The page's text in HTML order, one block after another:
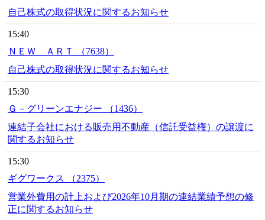
自己株式の取得状況に関するお知らせ
15:40
ＮＥＷ ＡＲＴ （7638）
自己株式の取得状況に関するお知らせ
15:30
Ｇ－グリーンエナジー （1436）
連結子会社における販売用不動産（信託受益権）の譲渡に
関するお知らせ
15:30
ギグワークス （2375）
営業外費用の計上および2026年10月期の連結業績予想の修
正に関するお知らせ